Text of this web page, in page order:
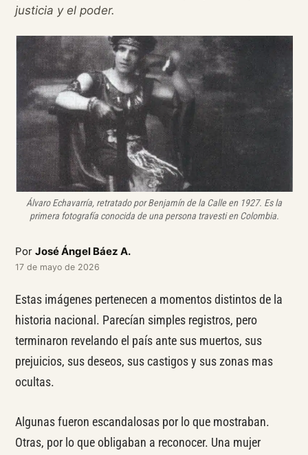
justicia y el poder.
Álvaro Echavarría, retratado por Benjamín de la Calle en 1927. Es la
primera fotografía conocida de una persona travesti en Colombia.
Por José Ángel Báez A.
17 de mayo de 2026
Estas imágenes pertenecen a momentos distintos de la
historia nacional. Parecían simples registros, pero
terminaron revelando el país ante sus muertos, sus
prejuicios, sus deseos, sus castigos y sus zonas mas
ocultas.
Algunas fueron escandalosas por lo que mostraban.
Otras, por lo que obligaban a reconocer. Una mujer